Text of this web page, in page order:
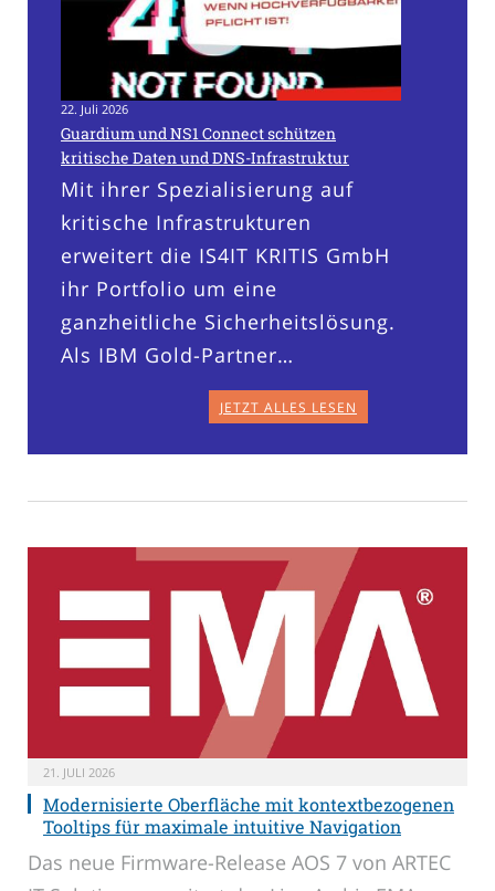
22. Juli 2026
Guardium und NS1 Connect schützen
kritische Daten und DNS-Infrastruktur
Mit ihrer Spezialisierung auf
kritische Infrastrukturen
erweitert die IS4IT KRITIS GmbH
ihr Portfolio um eine
ganzheitliche Sicherheitslösung.
Als IBM Gold-Partner…
JETZT ALLES LESEN
21. JULI 2026
Modernisierte Oberfläche mit kontextbezogenen
Tooltips für maximale intuitive Navigation
Das neue Firmware-Release AOS 7 von ARTEC